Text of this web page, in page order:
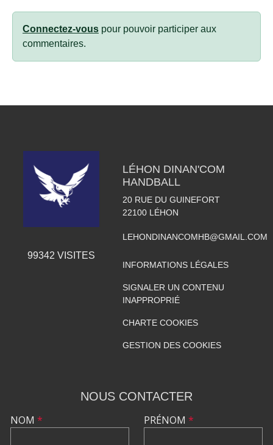
Connectez-vous pour pouvoir participer aux
commentaires.
99342 VISITES
LÉHON DINAN'COM
HANDBALL
20 RUE DU GUINEFORT
22100 LÉHON
LEHONDINANCOMHB@GMAIL.COM
INFORMATIONS LÉGALES
SIGNALER UN CONTENU
INAPPROPRIÉ
CHARTE COOKIES
GESTION DES COOKIES
NOUS CONTACTER
NOM * PRÉNOM *